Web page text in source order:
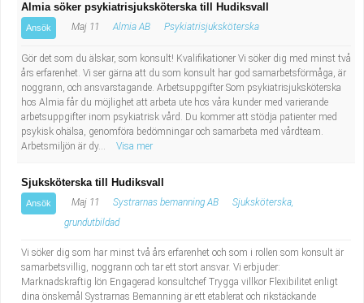
Almia söker psykiatrisjuksköterska till Hudiksvall
Ansök Maj 11 Almia AB Psykiatrisjuksköterska
Gör det som du älskar, som konsult! Kvalifikationer Vi söker dig med minst två
års erfarenhet. Vi ser gärna att du som konsult har god samarbetsförmåga, är
noggrann, och ansvarstagande. Arbetsuppgifter Som psykiatrisjuksköterska
hos Almia får du möjlighet att arbeta ute hos våra kunder med varierande
arbetsuppgifter inom psykiatrisk vård. Du kommer att stödja patienter med
psykisk ohälsa, genomföra bedömningar och samarbeta med vårdteam.
Arbetsmiljön är dy...
Visa mer
Sjuksköterska till Hudiksvall
Ansök Maj 11 Systrarnas bemanning AB
Sjuksköterska,
grundutbildad
Vi söker dig som har minst två års erfarenhet och som i rollen som konsult är
samarbetsvillig, noggrann och tar ett stort ansvar. Vi erbjuder:
Marknadskraftig lön Engagerad konsultchef Trygga villkor Flexibilitet enligt
dina önskemål Systrarnas Bemanning är ett etablerat och rikstäckande